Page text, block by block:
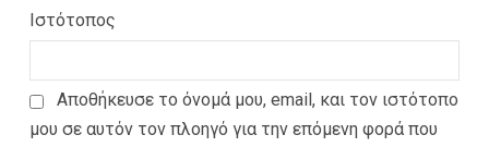
Ιστότοπος
Αποθήκευσε το όνομά μου, email, και τον ιστότοπο
μου σε αυτόν τον πλοηγό για την επόμενη φορά που